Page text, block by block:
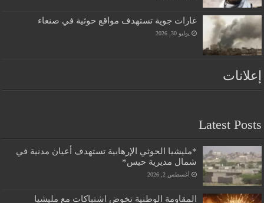
غارات جوية تستهدف مواقع حوثية في صنعاء
يوليو 30, 2026
إعلانات
Latest Posts
*مليشيا الحوثي الإرهابية تستهدف أعيان مدنية في
شمال مديرية حيس*
أغسطس 2, 2026
المقاومة الوطنية تخوض اشتباكات مع مليشيا